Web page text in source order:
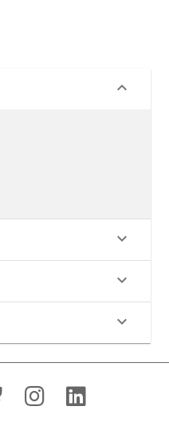
keyboard_arrow_down
keyboard_arrow_down
keyboard_arrow_down
keyboard_arrow_down